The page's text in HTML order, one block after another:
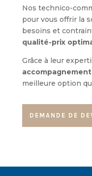
Nos technico-
pour vous offrir la
besoins et
qualité-prix
Grâce à leur
meilleure option
DEMANDE DE